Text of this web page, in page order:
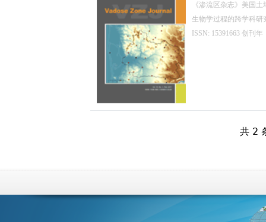
《渗流区杂志》美国
生物学过程的跨学科研
ISSN: 15391663 创刊
共 2